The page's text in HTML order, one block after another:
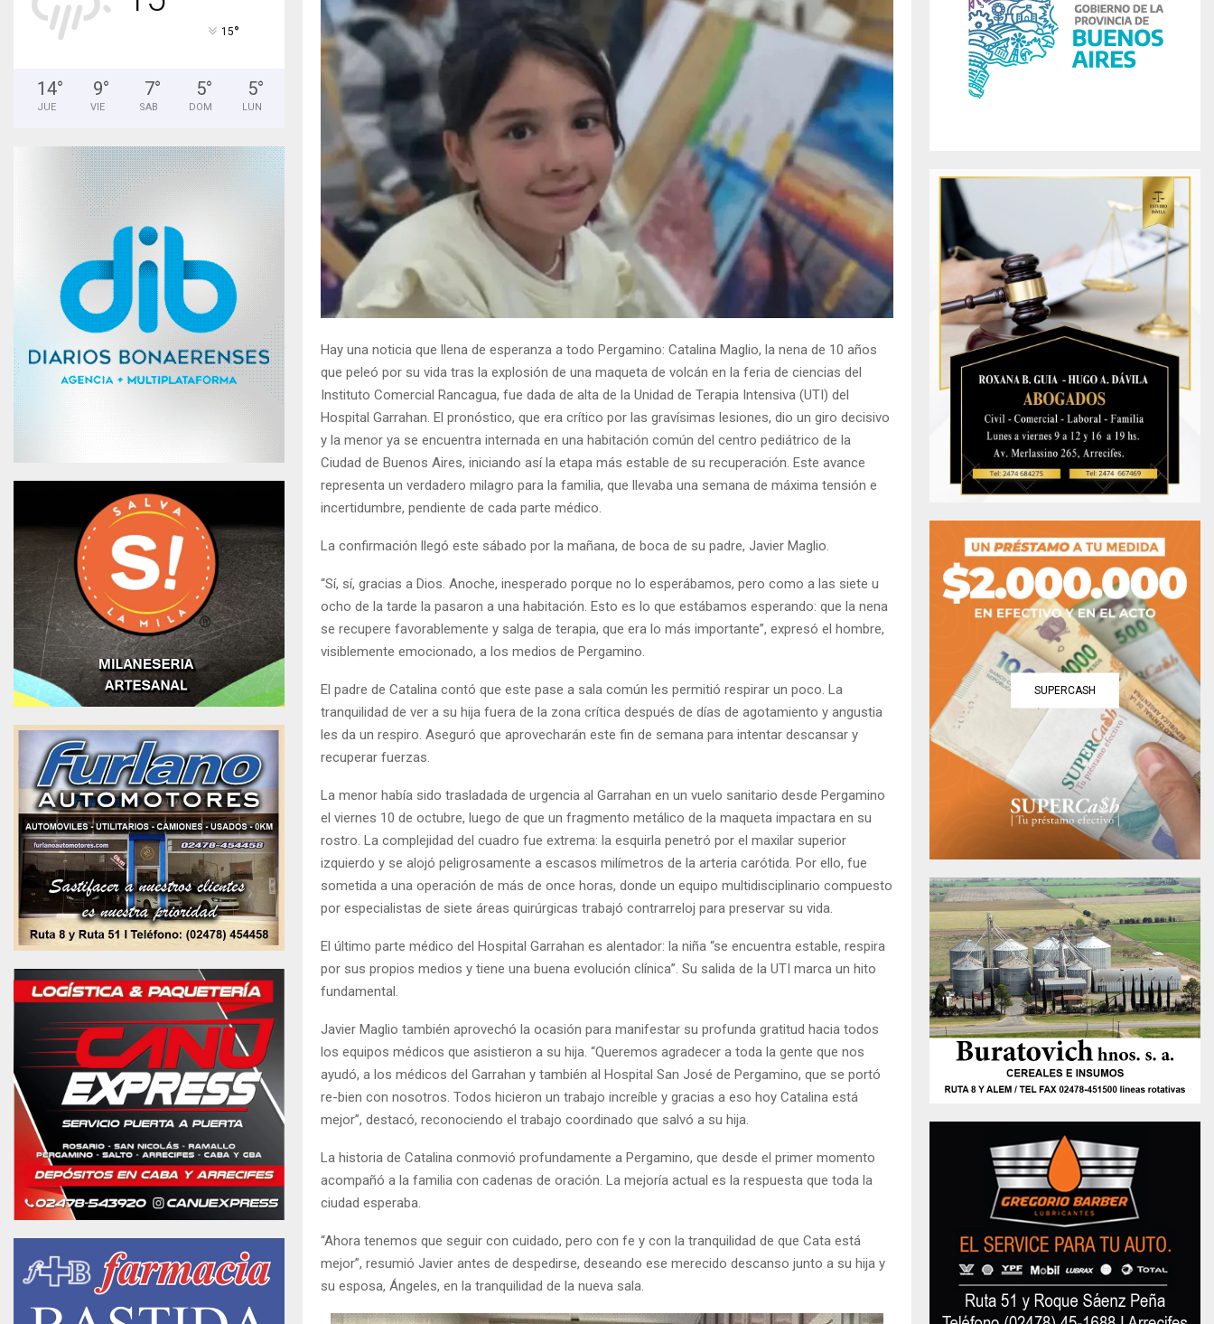
Hay una noticia que llena de esperanza a todo Pergamino: Catalina Maglio, la nena de 10 años
que peleó por su vida tras la explosión de una maqueta de volcán en la feria de ciencias del
Instituto Comercial Rancagua, fue dada de alta de la Unidad de Terapia Intensiva (UTI) del
Hospital Garrahan. El pronóstico, que era crítico por las gravísimas lesiones, dio un giro decisivo
y la menor ya se encuentra internada en una habitación común del centro pediátrico de la
Ciudad de Buenos Aires, iniciando así la etapa más estable de su recuperación. Este avance
representa un verdadero milagro para la familia, que llevaba una semana de máxima tensión e
incertidumbre, pendiente de cada parte médico.
La confirmación llegó este sábado por la mañana, de boca de su padre, Javier Maglio.
“Sí, sí, gracias a Dios. Anoche, inesperado porque no lo esperábamos, pero como a las siete u
ocho de la tarde la pasaron a una habitación. Esto es lo que estábamos esperando: que la nena
se recupere favorablemente y salga de terapia, que era lo más importante”, expresó el hombre,
visiblemente emocionado, a los medios de Pergamino.
El padre de Catalina contó que este pase a sala común les permitió respirar un poco. La
tranquilidad de ver a su hija fuera de la zona crítica después de días de agotamiento y angustia
les da un respiro. Aseguró que aprovecharán este fin de semana para intentar descansar y
recuperar fuerzas.
La menor había sido trasladada de urgencia al Garrahan en un vuelo sanitario desde Pergamino
el viernes 10 de octubre, luego de que un fragmento metálico de la maqueta impactara en su
rostro. La complejidad del cuadro fue extrema: la esquirla penetró por el maxilar superior
izquierdo y se alojó peligrosamente a escasos milímetros de la arteria carótida. Por ello, fue
sometida a una operación de más de once horas, donde un equipo multidisciplinario compuesto
por especialistas de siete áreas quirúrgicas trabajó contrarreloj para preservar su vida.
El último parte médico del Hospital Garrahan es alentador: la niña “se encuentra estable, respira
por sus propios medios y tiene una buena evolución clínica”. Su salida de la UTI marca un hito
fundamental.
Javier Maglio también aprovechó la ocasión para manifestar su profunda gratitud hacia todos
los equipos médicos que asistieron a su hija. “Queremos agradecer a toda la gente que nos
ayudó, a los médicos del Garrahan y también al Hospital San José de Pergamino, que se portó
re-bien con nosotros. Todos hicieron un trabajo increíble y gracias a eso hoy Catalina está
mejor”, destacó, reconociendo el trabajo coordinado que salvó a su hija.
La historia de Catalina conmovió profundamente a Pergamino, que desde el primer momento
acompañó a la familia con cadenas de oración. La mejoría actual es la respuesta que toda la
ciudad esperaba.
“Ahora tenemos que seguir con cuidado, pero con fe y con la tranquilidad de que Cata está
mejor”, resumió Javier antes de despedirse, deseando ese merecido descanso junto a su hija y
su esposa, Ángeles, en la tranquilidad de la nueva sala.
15°
14°
JUE
9°
VIE
7°
SAB
5°
DOM
5°
LUN
R
C
SUPERCASH